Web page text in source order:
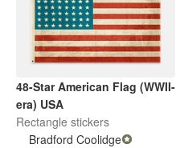
48-Star American Flag (WWII-
era) USA
Rectangle stickers
Bradford Coolidge